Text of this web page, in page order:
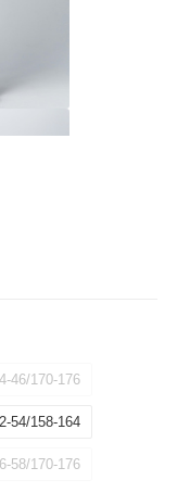
46/170-176
54/158-164
58/170-176